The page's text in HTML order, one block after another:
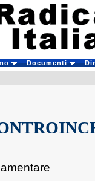
Documenti